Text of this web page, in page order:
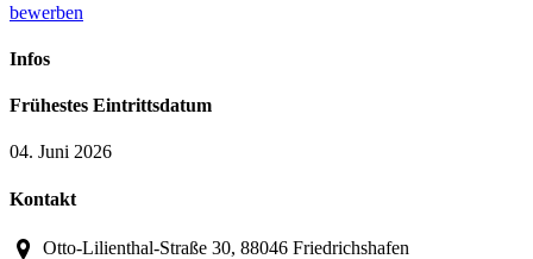
bewerben
Infos
Frühestes Eintrittsdatum
04. Juni 2026
Kontakt
Otto-Lilienthal-Straße 30, 88046 Friedrichshafen